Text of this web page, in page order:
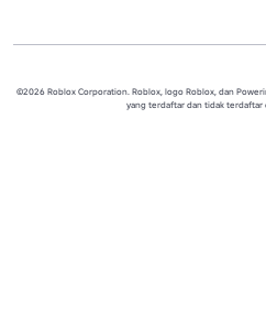
©2026 Roblox Corporation. Roblox, logo Roblox, dan
yang terdaftar dan tidak terdaftar